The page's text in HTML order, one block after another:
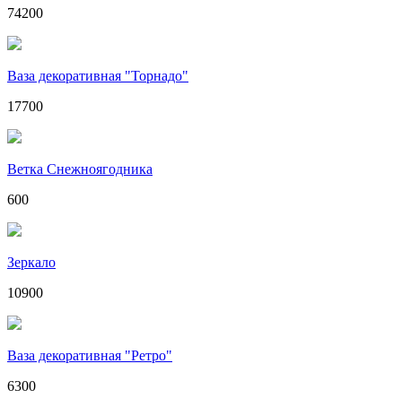
74200
Ваза декоративная "Торнадо"
17700
Ветка Снежноягодника
600
Зеркало
10900
Ваза декоративная "Ретро"
6300